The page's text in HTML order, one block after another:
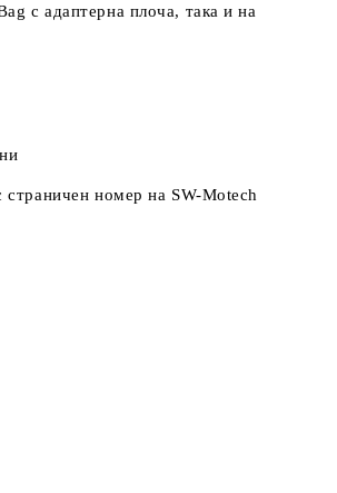
с адаптерна плоча, така и на
номер на SW-Motech